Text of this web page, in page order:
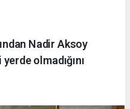
Nadir Aksoy
olmadığını